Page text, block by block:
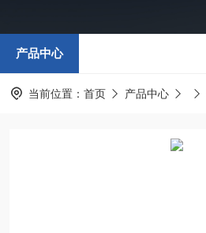
产品中心
当前位置： 首页 产品中心